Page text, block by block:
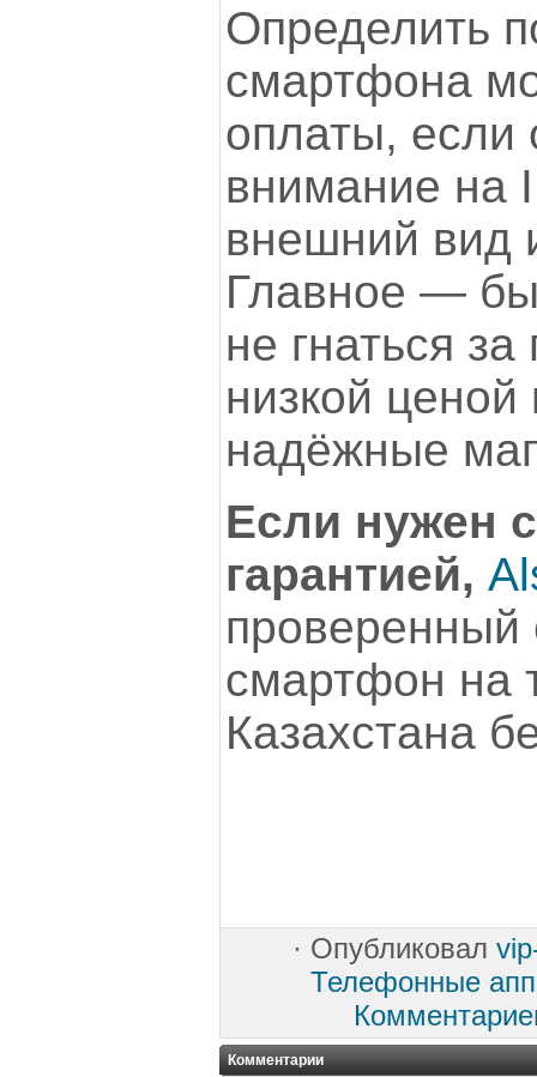
Определить
смартфона
оплаты, если
внимание на
внешний вид
Главное —
не гнаться
низкой
надёжные
Если нужен
гарантией,
проверенный
смартфон на
Казахстана
· Опубликовал
Телефонные
Комментарии